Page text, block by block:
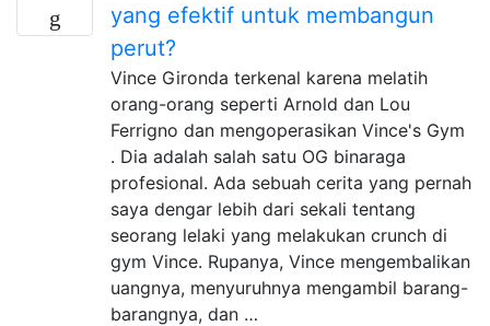
yang efektif untuk membangun
perut?
Vince Gironda terkenal karena melatih
orang-orang seperti Arnold dan Lou
Ferrigno dan mengoperasikan Vince's Gym
. Dia adalah salah satu OG binaraga
profesional. Ada sebuah cerita yang pernah
saya dengar lebih dari sekali tentang
seorang lelaki yang melakukan crunch di
gym Vince. Rupanya, Vince mengembalikan
uangnya, menyuruhnya mengambil barang-
barangnya, dan …